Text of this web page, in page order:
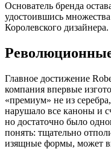
Основатель бренда
удостоившись
Королевского
Главное достижение
компания впервые
«премиум» не из
нарушало все каноны и
но достаточно было
понять: тщательно
изящные формы, может